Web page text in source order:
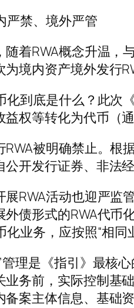
禁、境外严管
RWA概念升温，与
为境内资产境外发行
到底是什么？此次《
益权等转化为代币（
被明确禁止。根据
公开发行证券、非法
活动也迎严监管
外债形式的RWA代币
化业务，应按照“相
是《指引》最核心
业务前，实际控制基
备案主体信息、基础